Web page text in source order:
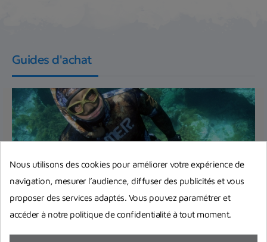
Guides d'achat
Bien débuter la chasse sous-marine :
Nous utilisons des cookies pour améliorer votre expérience de
navigation, mesurer l’audience, diffuser des publicités et vous
proposer des services adaptés. Vous pouvez paramétrer et
accéder à notre politique de confidentialité à tout moment.